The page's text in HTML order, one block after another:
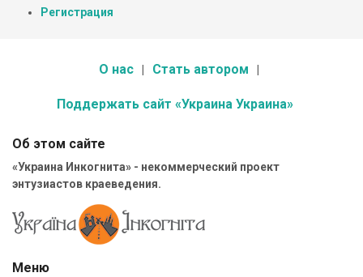
Регистрация
О нас Стать автором
Поддержать сайт «Украина Украина»
Об этом сайте
«Украина Инкогнита» - некоммерческий проект
энтузиастов краеведения.
Меню